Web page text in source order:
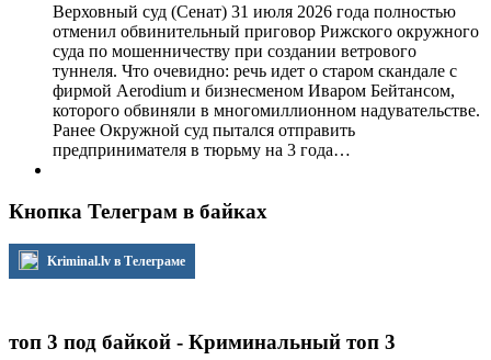
Верховный суд (Сенат) 31 июля 2026 года полностью
отменил обвинительный приговор Рижского окружного
суда по мошенничеству при создании ветрового
туннеля. Что очевидно: речь идет о старом скандале с
фирмой Aerodium и бизнесменом Иваром Бейтансом,
которого обвиняли в многомиллионном надувательстве.
Ранее Окружной суд пытался отправить
предпринимателя в тюрьму на 3 года…
Кнопка Телеграм в байках
Kriminal.lv в Телеграме
топ 3 под байкой - Криминальный топ 3